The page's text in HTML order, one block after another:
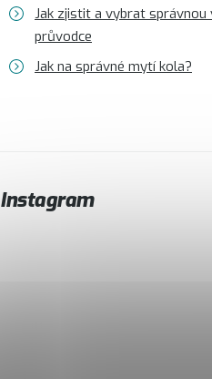
Doplňky a oblečení Qayron
Kontakt Servisní a výdejní místa
Jak zjistit a vybrat
průvodce
Jak na správné mytí kola?
Instagram